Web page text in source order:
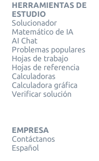
HERRAMIENTAS DE
ESTUDIO
Solucionador
Matemático de IA
AI Chat
Problemas populares
Hojas de trabajo
Hojas de referencia
Calculadoras
Calculadora gráfica
Verificar solución
EMPRESA
Contáctanos
Español